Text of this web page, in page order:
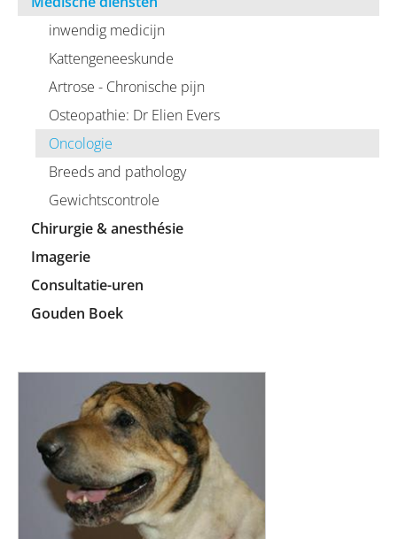
inwendig medicijn
Kattengeneeskunde
Artrose - Chronische pijn
Osteopathie: Dr Elien Evers
Oncologie
Breeds and pathology
Gewichtscontrole
Chirurgie & anesthésie
Imagerie
Consultatie-uren
Gouden Boek